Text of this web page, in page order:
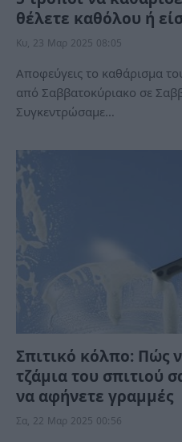
θέλετε καθόλου ή
Κυ, 23 Μαρ 2025 08:05
Αποφεύγεις το καθάρισμα
από Σαββατοκύριακο σε
Συγκεντρώσαμε…
Σπιτικό κόλπο: Πώς
τζάμια του σπιτιού
να αφήνετε γραμμές
Σα, 22 Μαρ 2025 00:56